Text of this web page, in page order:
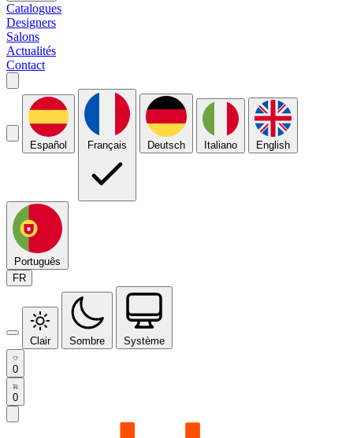
Catalogues
Designers
Salons
Actualités
Contact
Español Français Deutsch Italiano English
Português
FR
Clair Sombre Système
0
0